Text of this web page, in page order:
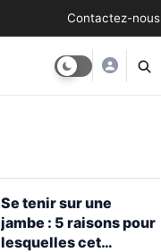
Contactez-nous
Se tenir sur une
jambe : 5 raisons pour
lesquelles cet